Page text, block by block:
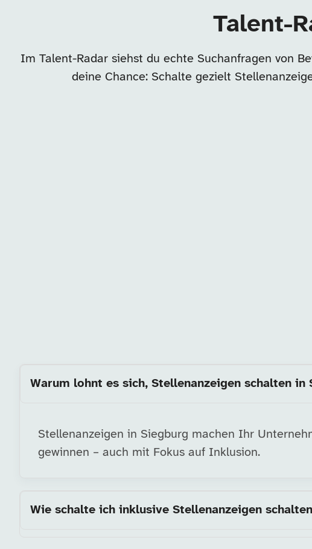
Talent-
Im Talent-Radar siehst du echte Suchanfragen von
deine Chance: Schalte gezielt
Warum lohnt es sich, Stellenanzeigen schalten
Stellenanzeigen in Siegburg machen Ihr
gewinnen – auch mit Fokus auf Inklusion.
Wie schalte ich inklusive Stellenanzeigen